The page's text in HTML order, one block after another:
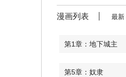
漫画列表 最新
第1章：地下城主
第5章：奴隶